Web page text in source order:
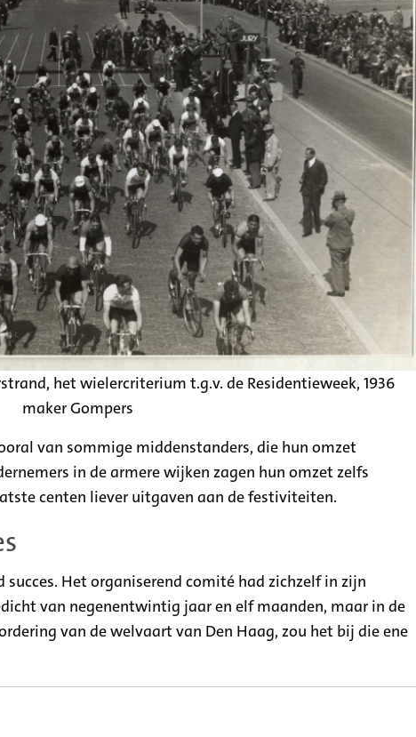
het wielercriterium t.g.v. de Residentieweek, 1936
maker Gompers
van sommige middenstanders, die hun omzet
in de armere wijken zagen hun omzet zelfs
centen liever uitgaven aan de festiviteiten.
Het organiserend comité had zichzelf in zijn
van negenentwintig jaar en elf maanden, maar in de
van de welvaart van Den Haag, zou het bij die ene